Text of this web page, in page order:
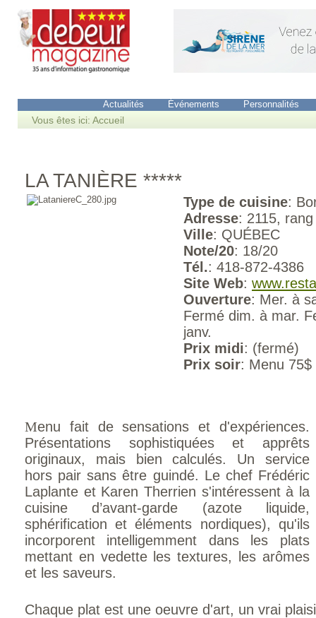
Actualités Événements Personnalités
Vous êtes ici: Accueil
LA TANIÈRE *****
Type de cuisine:
Adresse: 2115,
Ville: QUÉBEC
Note/20: 18/20
Tél.: 418-872-4386
Site Web:
Ouverture: Mer. à
Fermé dim. à mar.
janv.
Prix midi: (fermé)
Prix soir: Menu 75$
Menu fait de sensations et d'expériences.
Présentations sophistiquées et apprêts
originaux, mais bien calculés. Un service
hors pair sans être guindé. Le chef Frédéric
Laplante et Karen Therrien s'intéressent à la
cuisine d’avant-garde (azote liquide,
sphérification et éléments nordiques), qu'ils
incorporent intelligemment dans les plats
mettant en vedette les textures, les arômes
et les saveurs.
Chaque plat est une oeuvre d'art, un vrai